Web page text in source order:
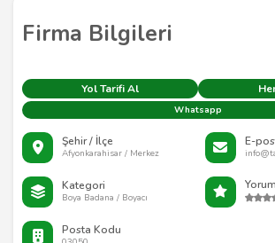
Firma Bilgileri
Yol Tarifi Al
Whatsapp
Şehir / İlçe
Afyonkarahisar / Merkez
E-
Kategori
Boya Badana / Boyacı
Posta Kodu